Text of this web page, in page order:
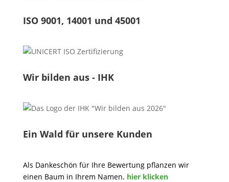
ISO 9001, 14001 und 45001
Wir bilden aus - IHK
Ein Wald für unsere Kunden
Als Dankeschön für Ihre Bewertung pflanzen wir
einen Baum in Ihrem Namen. hier klicken